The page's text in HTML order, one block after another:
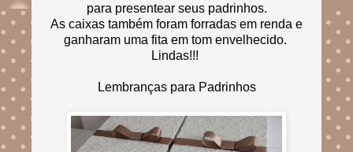
para presentear seus padrinhos.
As caixas também foram forradas em renda e
ganharam uma fita em tom envelhecido.
Lindas!!!
Lembranças para Padrinhos